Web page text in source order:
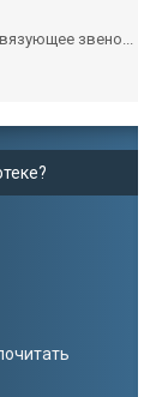
звено...